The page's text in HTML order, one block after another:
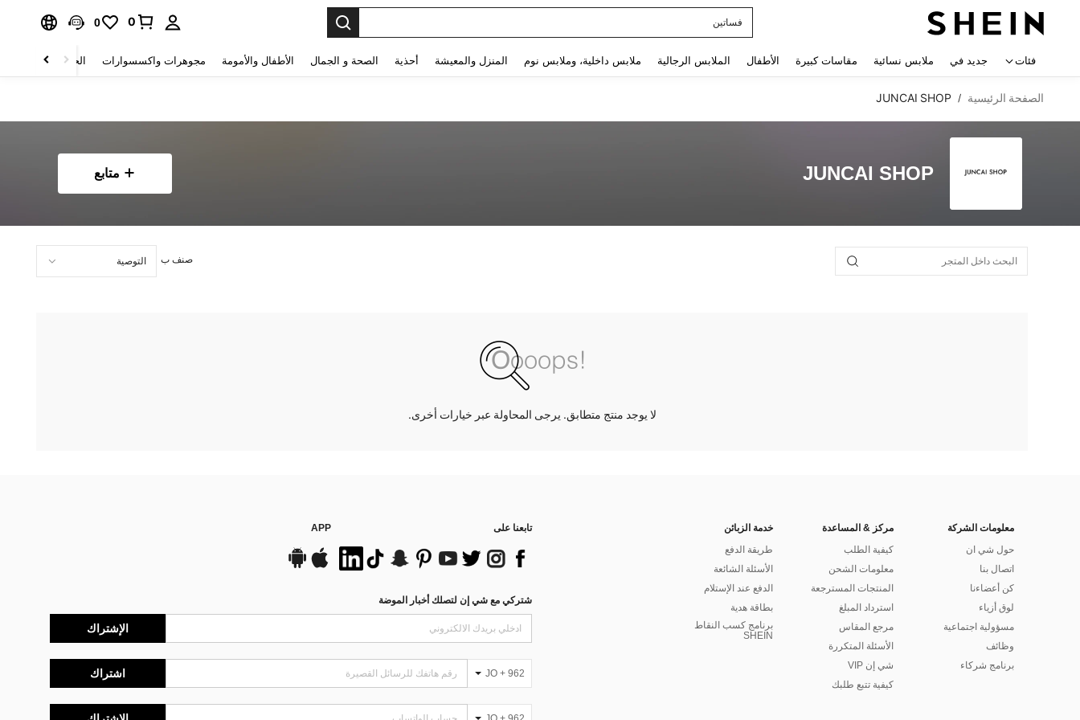
فساتين
0
0
فئات جديد في ملابس نسائية مقاسات كبيرة الأطفال الملابس الرجالية ملابس داخلية، وملابس نوم المنزل والمعيشة أحذية الصحة و الجمال الأطفال والأمومة مجوهرات واكسسوارات الحقائب والأمتعة
الصفحة الرئيسية /
JUNCAI SHOP
JUNCAI SHOP متابع
صنف ب
لا يوجد منتج متطابق. يرجى المحاولة عبر خيارات أخرى.
معلومات الشركة
حول شي ان
اتصال بنا
كن أعضاءنا
لوق أزياء
مسؤولية اجتماعية
وظائف
برنامج شركاء
مركز & المساعدة
كيفية الطلب
معلومات الشحن
المنتجات المسترجعة
استرداد المبلغ
مرجع المقاس
الأسئلة المتكررة
شي إن VIP
كيفية تتبع طلبك
خدمة الزبائن
طريقة الدفع
الأسئلة الشائعة
الدفع عند الإستلام
بطاقة هدية
برنامج كسب النقاط
SHEIN
تابعنا على APP
شتركي مع شي إن لتصلك أخبار الموضة
الإشتراك
JO + 962 اشتراك